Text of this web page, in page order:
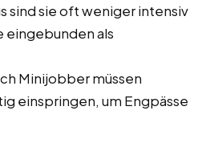
sind sie oft weniger intensiv
eingebunden als
Minijobber müssen
einspringen, um Engpässe